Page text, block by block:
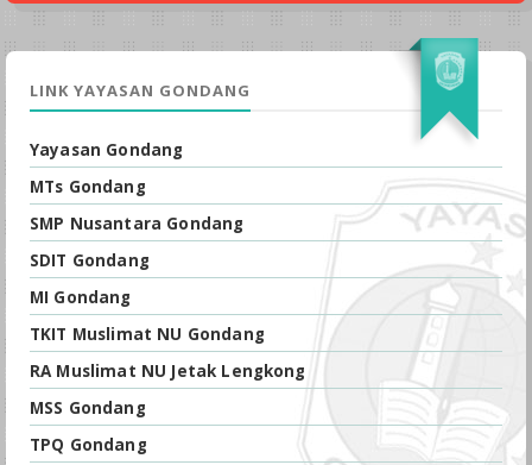
LINK YAYASAN GONDANG
Yayasan Gondang
MTs Gondang
SMP Nusantara Gondang
SDIT Gondang
MI Gondang
TKIT Muslimat NU Gondang
RA Muslimat NU Jetak Lengkong
MSS Gondang
TPQ Gondang